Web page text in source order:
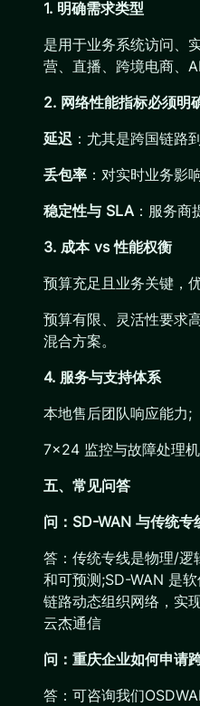
1. 明确需求类型
是用于业务系统访问、
营、直播、跨境电商、AI
2. 网络性能指标必须明
延迟 ：尤其是跨国链路
丢包率 ：对实时业务影
稳定性与 SLA ：服务商
3. 成本 vs 性能权衡
预算充足且业务关键，
预算有限、灵活性要求
混合方案。
4. 服务与支持体系
本地售后团队响应能力;
7×24 监控与故障处理机
五、常见问答
问：SD-WAN 与传统专
答：传统专线是物理/逻
和可预测;SD-WAN 是
链路动态组织网络，实
云杰通信
问：重庆企业如何申请
答：可咨询我们